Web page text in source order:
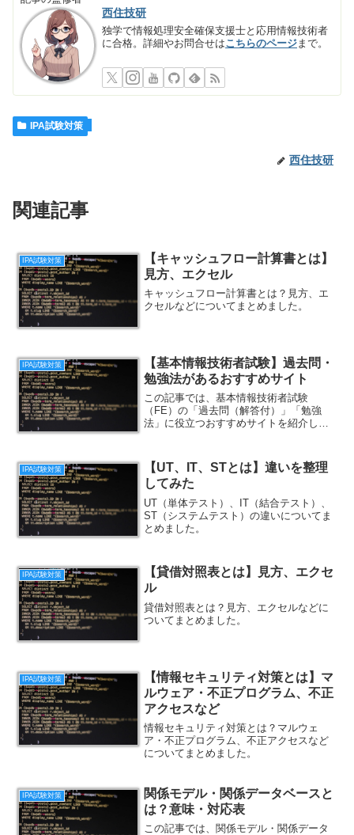
西住技研
独学で情報処理安全確保支援士と応用情報技術者
に合格。詳細やお問合せはこちらのページ まで。
IPA試験対策
西住技研
関連記事
IPA試験対策
【キャッシュフロー計算書とは】
見方、エクセル
キャッシュフロー計算書とは？見方、エ
クセルなどについてまとめました。
IPA試験対策
【基本情報技術者試験】過去問・
勉強法があるおすすめサイト
この記事では、基本情報技術者試験
（FE）の「過去問（解答付）」「勉強
法」に役立つおすすめサイトを紹介しま
IPA試験対策
【UT、IT、STとは】違いを整理
してみた
UT（単体テスト）、IT（結合テスト）、
ST（システムテスト）の違いについてま
とめました。
IPA試験対策
【貸借対照表とは】見方、エクセ
ル
貸借対照表とは？見方、エクセルなどに
ついてまとめました。
IPA試験対策
【情報セキュリティ対策とは】マ
ルウェア・不正プログラム、不正
アクセスなど
情報セキュリティ対策とは？マルウェ
ア・不正プログラム、不正アクセスなど
についてまとめました。
IPA試験対策
関係モデル・関係データベースと
は？意味・対応表
この記事では、関係モデル・関係データ